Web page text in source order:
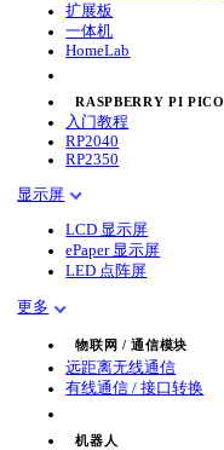
扩展板
一体机
HomeLab
RASPBERRY PI PICO
入门教程
RP2040
RP2350
显示屏
LCD 显示屏
ePaper 显示屏
LED 点阵屏
更多
物联网 / 通信模块
远距离无线通信
有线通信 / 接口转换
机器人